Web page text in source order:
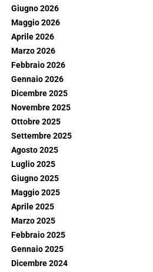
Giugno 2026
Maggio 2026
Aprile 2026
Marzo 2026
Febbraio 2026
Gennaio 2026
Dicembre 2025
Novembre 2025
Ottobre 2025
Settembre 2025
Agosto 2025
Luglio 2025
Giugno 2025
Maggio 2025
Aprile 2025
Marzo 2025
Febbraio 2025
Gennaio 2025
Dicembre 2024